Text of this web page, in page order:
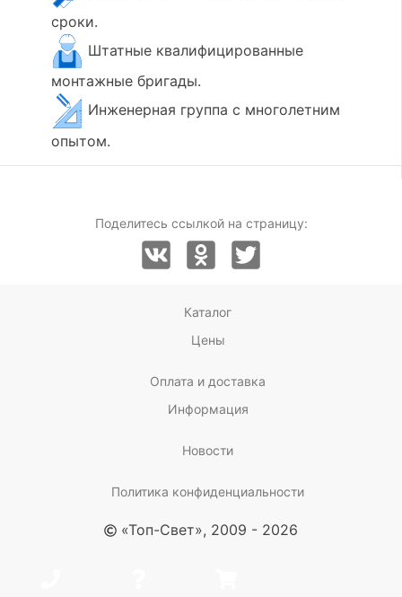
сроки.
Штатные квалифицированные
монтажные бригады.
Инженерная группа с многолетним
опытом.
Поделитесь ссылкой на страницу:
Каталог
Цены
Оплата и доставка
Информация
Новости
Политика конфиденциальности
«Топ-Свет», 2009 - 2026